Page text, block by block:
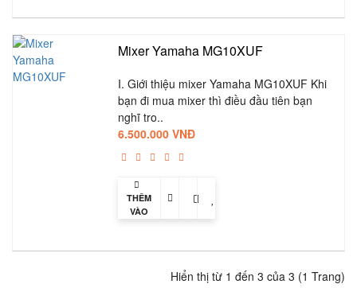
Mixer Yamaha MG10XUF
I. Giới thiệu mixer Yamaha MG10XUF Khi
bạn đi mua mixer thì điều đầu tiên bạn
nghĩ tro..
6.500.000 VNĐ
THÊM
VÀO
Hiển thị từ 1 đến 3 của 3 (1 Trang)